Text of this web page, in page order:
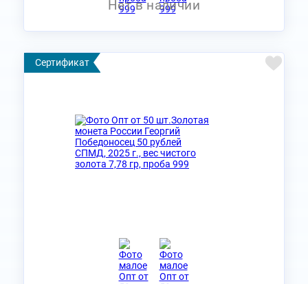
Нет в наличии
Сертификат